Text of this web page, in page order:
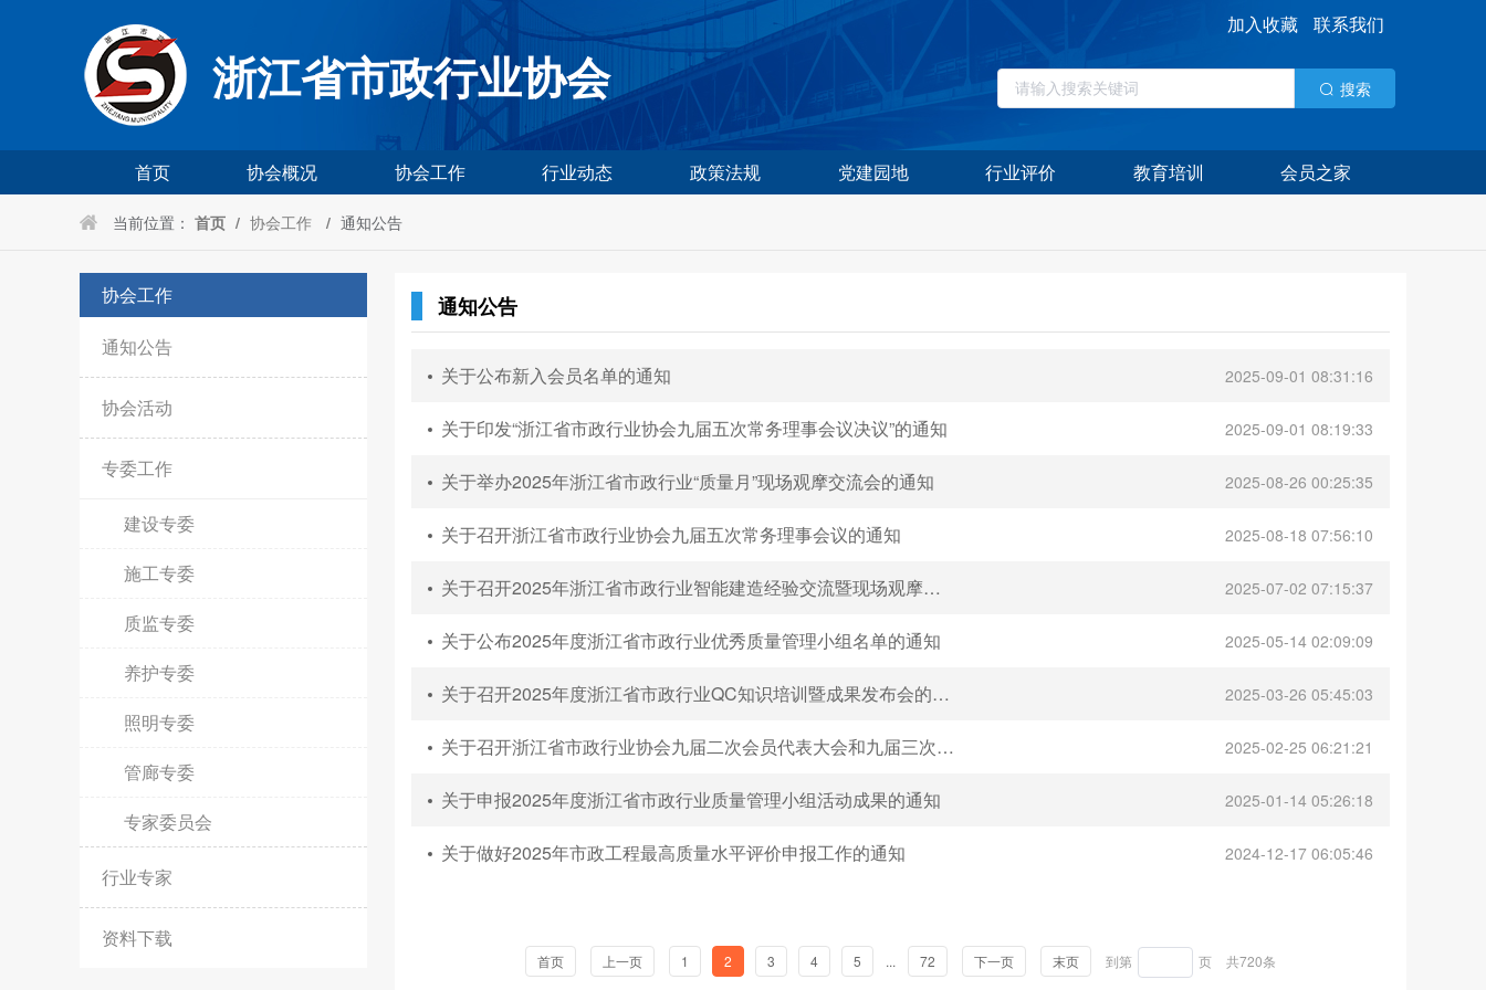
浙江省市政行业协会
加入收藏 联系我们
搜索
首页 协会概况 协会工作 行业动态 政策法规 党建园地 行业评价 教育培训 会员之家
当前位置： 首页 / 协会工作 / 通知公告
协会工作
通知公告
协会活动
专委工作
建设专委
施工专委
质监专委
养护专委
照明专委
管廊专委
专家委员会
行业专家
资料下载
通知公告
2025-09-01 08:31:16
关于公布新入会员名单的通知
2025-09-01 08:19:33
关于印发“浙江省市政行业协会九届五次常务理事会议决议”的通知
2025-08-26 00:25:35
关于举办2025年浙江省市政行业“质量月”现场观摩交流会的通知
2025-08-18 07:56:10
关于召开浙江省市政行业协会九届五次常务理事会议的通知
2025-07-02 07:15:37
关于召开2025年浙江省市政行业智能建造经验交流暨现场观摩会的通知
2025-05-14 02:09:09
关于公布2025年度浙江省市政行业优秀质量管理小组名单的通知
2025-03-26 05:45:03
关于召开2025年度浙江省市政行业QC知识培训暨成果发布会的通知
2025-02-25 06:21:21
关于召开浙江省市政行业协会九届二次会员代表大会和九届三次理事会议暨九届四次常务理事会议的通知
2025-01-14 05:26:18
关于申报2025年度浙江省市政行业质量管理小组活动成果的通知
2024-12-17 06:05:46
关于做好2025年市政工程最高质量水平评价申报工作的通知
首页 上一页 1 2 3 4 5 ... 72 下一页 末页 到第 页 共720条